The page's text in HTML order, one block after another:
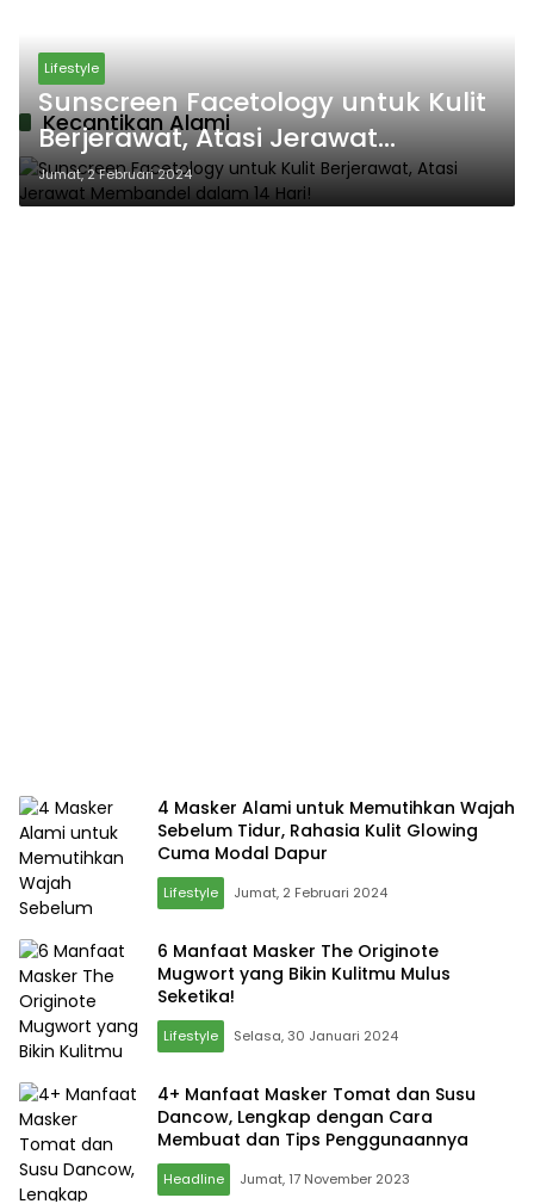
Kecantikan Alami
Lifestyle
Sunscreen Facetology untuk Kulit
Berjerawat, Atasi Jerawat
Membandel dalam 14 Hari!
Jumat, 2 Februari 2024
4 Masker Alami untuk Memutihkan Wajah
Sebelum Tidur, Rahasia Kulit Glowing
Cuma Modal Dapur
Lifestyle Jumat, 2 Februari 2024
6 Manfaat Masker The Originote
Mugwort yang Bikin Kulitmu Mulus
Seketika!
Lifestyle Selasa, 30 Januari 2024
4+ Manfaat Masker Tomat dan Susu
Dancow, Lengkap dengan Cara
Membuat dan Tips Penggunaannya
Headline Jumat, 17 November 2023